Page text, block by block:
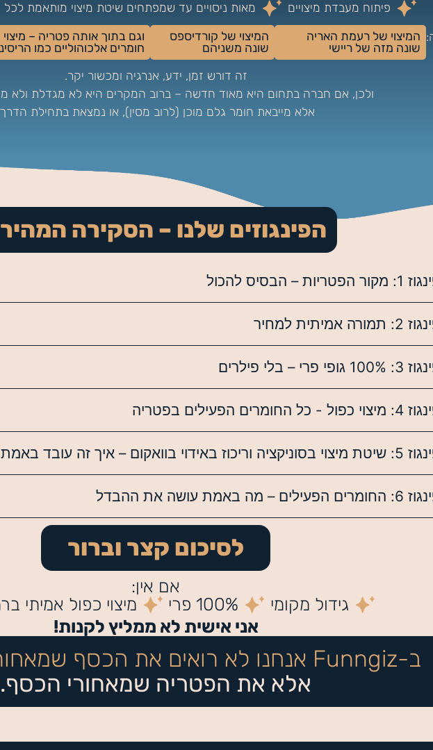
פיתוח מעבדת מיצויים
מאות ניסויים עד שמפתחים שיטת מיצוי מותאמת
המיצוי של רעמת האריה
שונה מזה של ריישי
המיצוי של קורדיספס
שונה משניהם
וגם בתוך אותה פטריה – מיצוי
חומרים אלכוהוליים כמו
זה דורש זמן, ידע, אנרגיה ומכשור יקר.
ולכן, אם חברה בתחום היא מאוד חדשה – ברוב המקרים היא לא מגדלת ולא
אלא מייבאת חומר גלם מוכן (לרוב מסין), או נמצאת בתחילת
הפינגוזים שלנו – הסקירה
הפטריות – הבסיס להכול
תמורה אמיתית למחיר
גופי פרי – בלי פילרים
כפול - כל החומרים הפעילים בפטריה
וריכוז באידוי בוואקום – איך זה עובד באמת
הפעילים – מה באמת עושה את ההבדל
לסיכום קצר וברור
אם אין:
גידול מקומי
100% פרי
מיצוי כפול אמיתי
אני אישית לא ממליץ לקנות!
ב-Funngiz אנחנו לא רואים את הכסף שמאחורי הפטריה -
אלא את הפטריה שמאחורי הכסף.